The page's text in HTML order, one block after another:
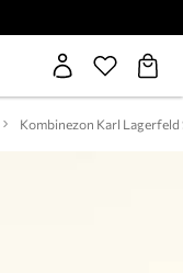
Kombinezon Karl